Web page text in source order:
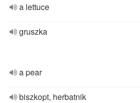
a lettuce
gruszka
a pear
biszkopt, herbatnik